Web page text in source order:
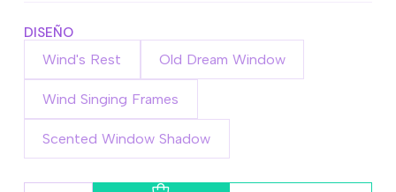
DISEÑO
Wind's Rest Old Dream Window
Wind Singing Frames
Scented Window Shadow